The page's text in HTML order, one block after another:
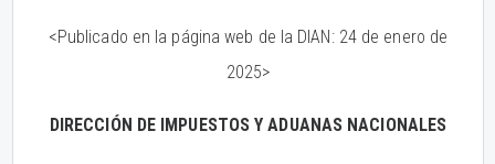
<Publicado en la página web de la DIAN: 24 de enero de
2025>
DIRECCIÓN DE IMPUESTOS Y ADUANAS NACIONALES